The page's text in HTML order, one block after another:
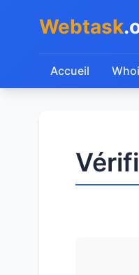
Webtask
Accueil